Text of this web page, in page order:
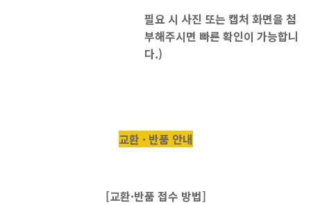
필요 시 사진 또는 캡처 화면을 첨
부해주시면 빠른 확인이 가능합니
다.)
교환 · 반품 안내
[교환·반품 접수 방법]